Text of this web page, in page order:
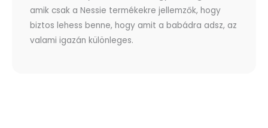
amik csak a Nessie termékekre jellemzők, hogy
biztos lehess benne, hogy amit a babádra adsz, az
valami igazán különleges.